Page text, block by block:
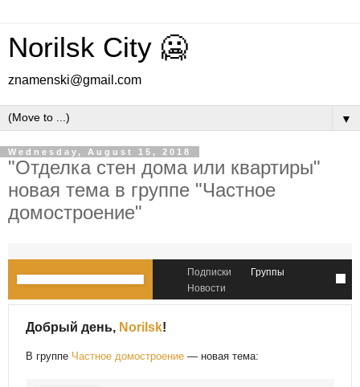
Norilsk City 🥶
znamenski@gmail.com
▼
Wednesday, August 15, 2018
"Отделка стен дома или квартиры"
новая тема в группе "Частное
домостроение"
Подписки
Группы
Новости
Добрый день, Norilsk!
В группе Частное домостроение — новая тема: